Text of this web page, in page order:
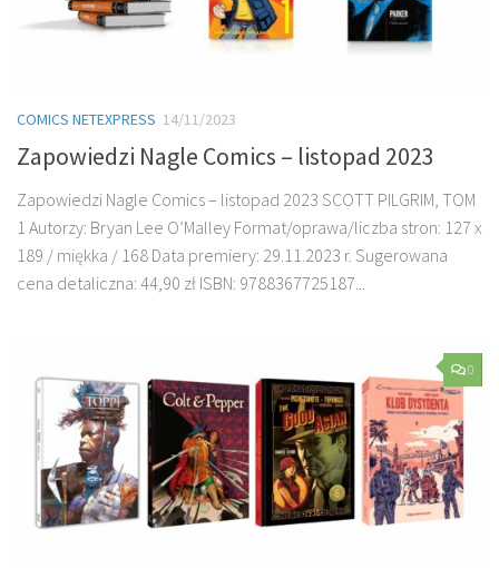
COMICS NETEXPRESS 14/11/2023
Zapowiedzi Nagle Comics – listopad 2023
Zapowiedzi Nagle Comics – listopad 2023 SCOTT PILGRIM, TOM
1 Autorzy: Bryan Lee O’Malley Format/oprawa/liczba stron: 127 x
189 / miękka / 168 Data premiery: 29.11.2023 r. Sugerowana
cena detaliczna: 44,90 zł ISBN: 9788367725187...
0